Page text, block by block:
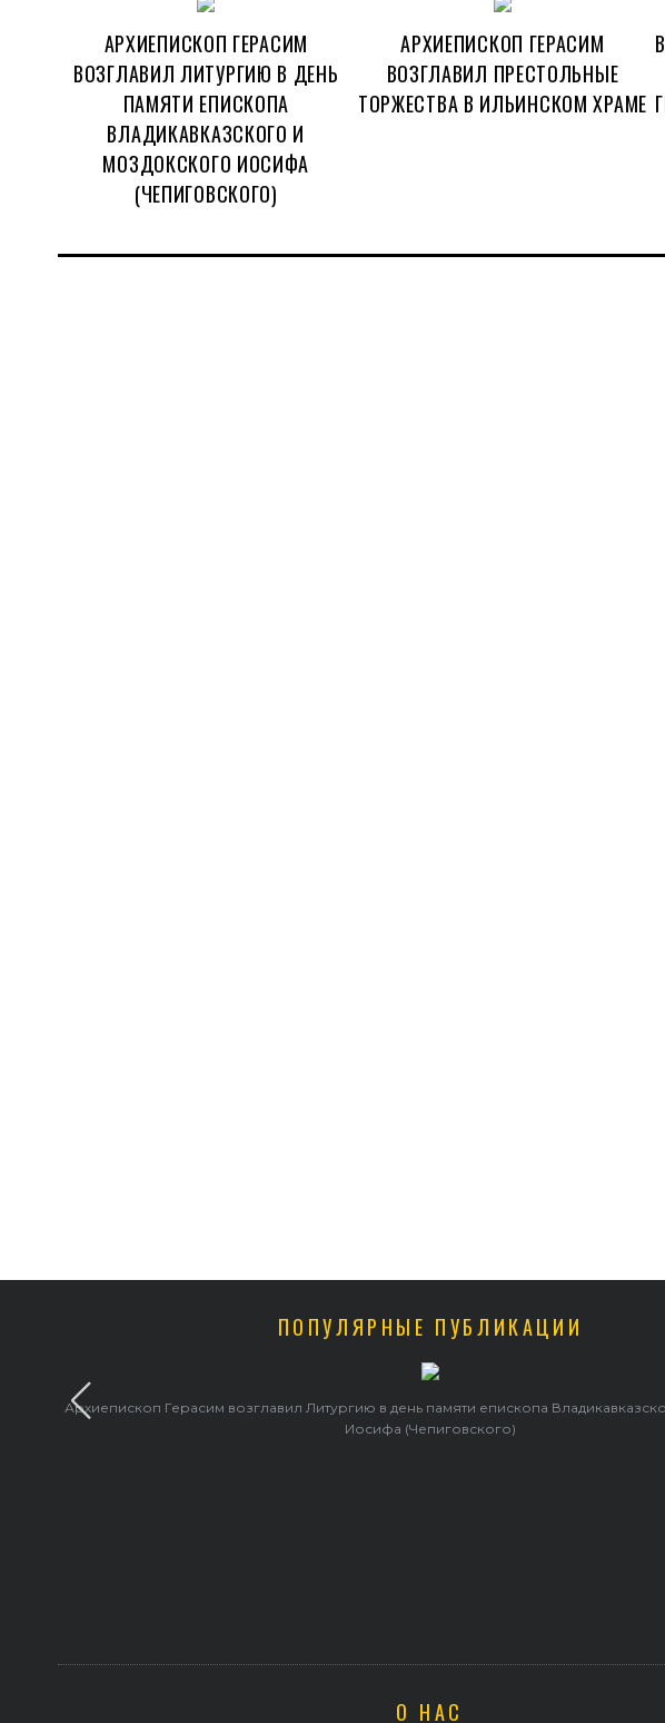
АРХИЕПИСКОП ГЕРАСИМ
ВОЗГЛАВИЛ ЛИТУРГИЮ В ДЕНЬ
ПАМЯТИ ЕПИСКОПА
ВЛАДИКАВКАЗСКОГО И
МОЗДОКСКОГО ИОСИФА
(ЧЕПИГОВСКОГО)
АРХИЕПИСКОП ГЕРАСИМ
ВОЗГЛАВИЛ ПРЕСТОЛЬНЫЕ
ТОРЖЕСТВА В ИЛЬИНСКОМ ХРАМЕ
ПОПУЛЯРНЫЕ ПУБЛИКАЦИИ
Архиепископ Герасим возглавил Литургию в день памяти епископа
Иосифа (Чепиговского)
О НАС